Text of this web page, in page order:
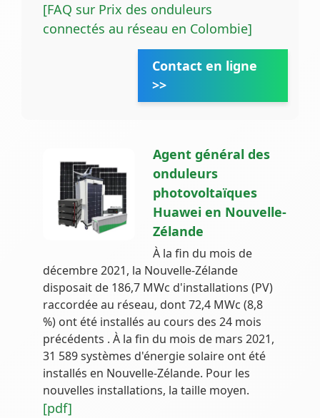
[FAQ sur Prix des onduleurs
connectés au réseau en Colombie]
Contact en ligne
>>
Agent général des
onduleurs
photovoltaïques
Huawei en Nouvelle-
Zélande
À la fin du mois de
décembre 2021, la Nouvelle-Zélande
disposait de 186,7 MWc d'installations (PV)
raccordée au réseau, dont 72,4 MWc (8,8
%) ont été installés au cours des 24 mois
précédents . À la fin du mois de mars 2021,
31 589 systèmes d'énergie solaire ont été
installés en Nouvelle-Zélande. Pour les
nouvelles installations, la taille moyen.
[pdf]